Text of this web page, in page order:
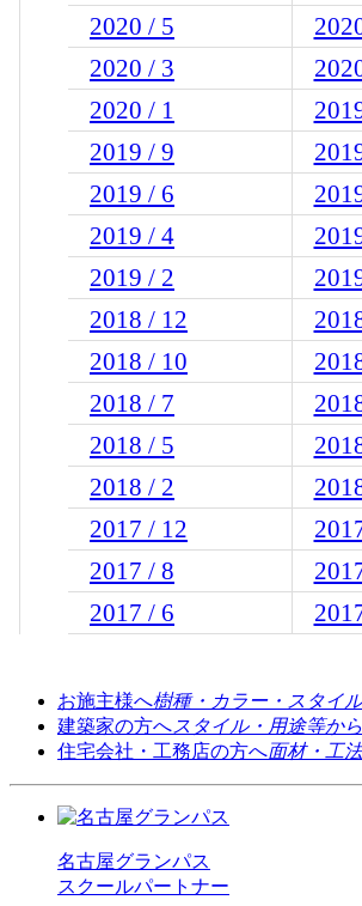
2020 / 5
2020 / 3
2020 / 1
2019 / 9
2019 / 6
2019 / 4
2019 / 2
2018 / 12
2018 / 10
2018 / 7
2018 / 5
2018 / 2
2017 / 12
2017 / 8
2017 / 6
お施主様へ樹種・カラー・スタイ
建築家の方へ スタイル・用途等か
住宅会社・工務店の方へ面材・工
名古屋グランパス
スクールパートナー